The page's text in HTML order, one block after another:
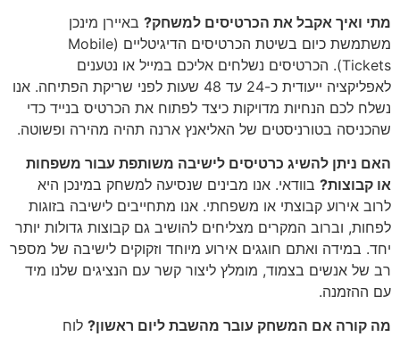
מתי ואיך אקבל את הכרטיסים למשחק? באיירן מינכן
משתמשת כיום בשיטת הכרטיסים הדיגיטליים (Mobile
Tickets). הכרטיסים נשלחים אליכם במייל או נטענים
לאפליקציה ייעודית כ-24 עד 48 שעות לפני שריקת הפתיחה. אנו
נשלח לכם הנחיות מדויקות כיצד לפתוח את הכרטיס בנייד כדי
שהכניסה בטורניסטים של האליאנץ ארנה תהיה מהירה ופשוטה.
האם ניתן להשיג כרטיסים לישיבה משותפת עבור משפחות
או קבוצות? בוודאי. אנו מבינים שנסיעה למשחק במינכן היא
לרוב אירוע קבוצתי או משפחתי. אנו מתחייבים לישיבה בזוגות
לפחות, וברוב המקרים מצליחים להושיב גם קבוצות גדולות יותר
יחד. במידה ואתם חוגגים אירוע מיוחד וזקוקים לישיבה של מספר
רב של אנשים בצמוד, מומלץ ליצור קשר עם הנציגים שלנו מיד
עם ההזמנה.
מה קורה אם המשחק עובר מהשבת ליום ראשון? לוח